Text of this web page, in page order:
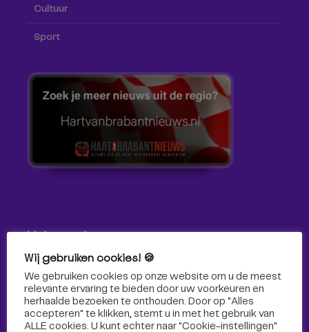
Cultuur
Sport
Volg ons!
Volg Omroep Tilburg niet alleen hier, maar ook via social
media!
Wij gebruiken cookies! 🍪
We gebruiken cookies op onze website om u de meest
relevante ervaring te bieden door uw voorkeuren en
herhaalde bezoeken te onthouden. Door op "Alles
accepteren" te klikken, stemt u in met het gebruik van
ALLE cookies. U kunt echter naar "Cookie-instellingen"